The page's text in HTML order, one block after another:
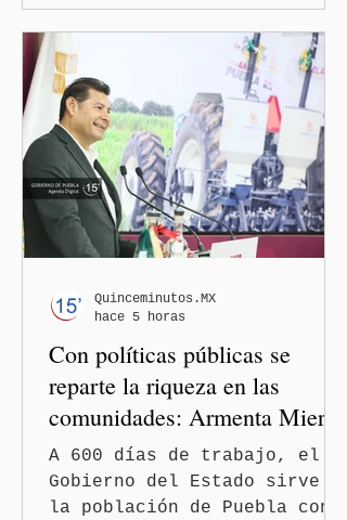
México. (Quinceminutos.MX).
—La Fiscalía General de la
República (FGR) informó
este jueves la detención
del exgobernador de
Guerrero, Ángel "N", por su
presunta participación en
el ocultamiento de
evidencias relacionadas con
la desaparición de los 43
Normal Rural "Raúl Isidro
Burgos" de Ayotzinapa. A
través
Con políticas públicas se
reparte la riqueza en las
comunidades: Armenta Mier
A 600 días de trabajo, el
Gobierno del Estado sirve a
la población de Puebla con
Quinceminutos.MX
hace 5 horas